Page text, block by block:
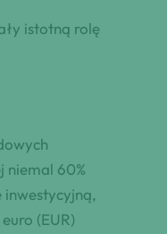
istotną rolę
niemal 60%
(EUR)